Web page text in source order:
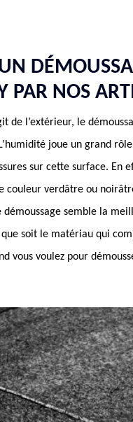
PAR NOS
de l’extérieur, le
joue un grand
sur cette surface. En
couleur verdâtre ou
démoussage semble la
soit le matériau qui
vous voulez pour